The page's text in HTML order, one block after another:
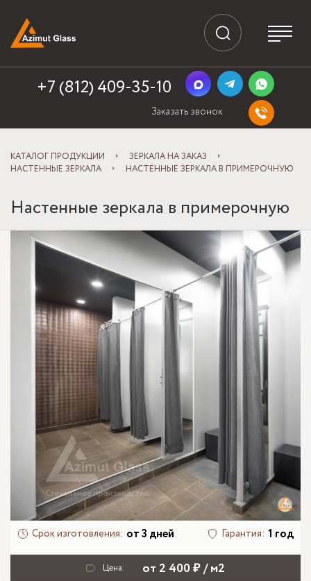
+7 (812) 409-35-10
Заказать звонок
КАТАЛОГ ПРОДУКЦИИ
ЗЕРКАЛА НА ЗАКАЗ
НАСТЕННЫЕ ЗЕРКАЛА
НАСТЕННЫЕ ЗЕРКАЛА В ПРИМЕРОЧНУЮ
Настенные зеркала в примерочную
Срок изготовления: от 3 дней Гарантия: 1 год
Цена: от 2 400 ₽ / м2